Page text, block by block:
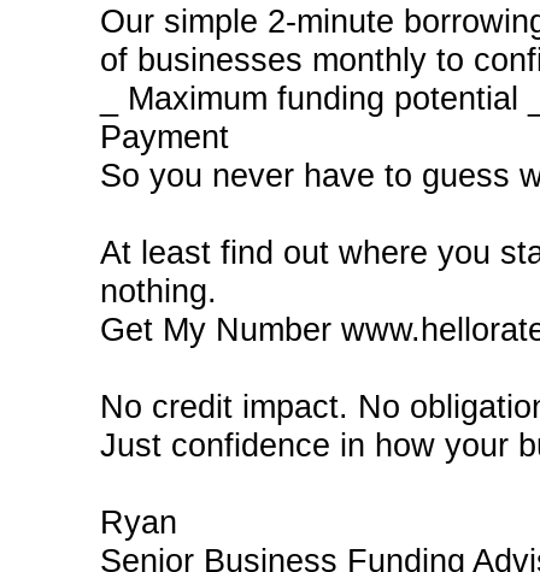
Our simple 2-minute
of businesses monthly to
_ Maximum funding
Payment
So you never have to guess
At least find out where you
nothing.
Get My Number
No credit impact. No
Just confidence in how your
Ryan
Senior Business Funding